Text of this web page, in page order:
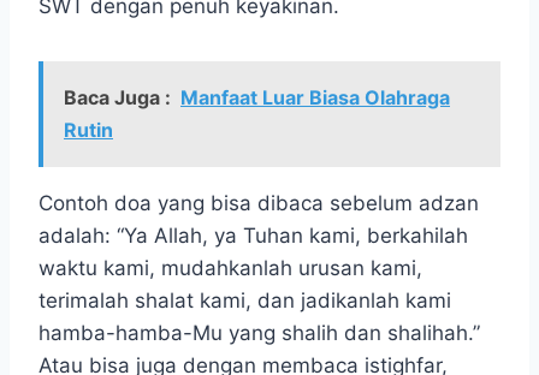
SWT dengan penuh keyakinan.
Baca Juga : Manfaat Luar Biasa Olahraga
Rutin
Contoh doa yang bisa dibaca sebelum adzan
adalah: “Ya Allah, ya Tuhan kami, berkahilah
waktu kami, mudahkanlah urusan kami,
terimalah shalat kami, dan jadikanlah kami
hamba-hamba-Mu yang shalih dan shalihah.”
Atau bisa juga dengan membaca istighfar,